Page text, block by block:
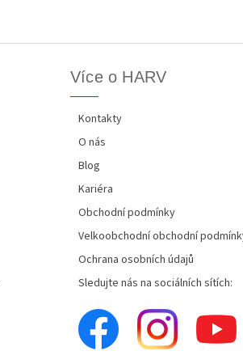
Více o HARV
Kontakty
O nás
Blog
Kariéra
Obchodní podmínky
Velkoobchodní obchodní
Ochrana osobních údajů
Sledujte nás na sociálních sítích: